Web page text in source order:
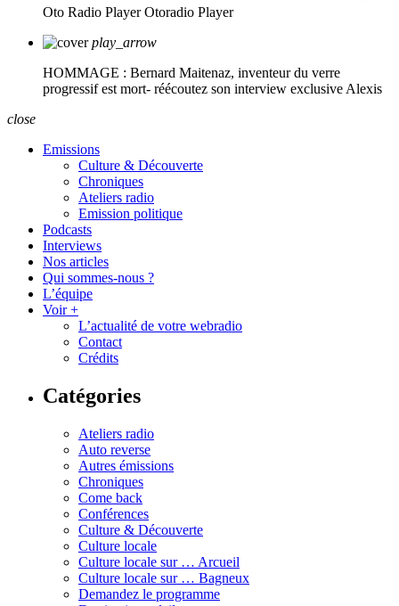
Oto Radio Player Otoradio Player
play_arrow
HOMMAGE : Bernard Maitenaz, inventeur du verre
progressif est mort- réécoutez son interview exclusive Alexis
close
Emissions
Culture & Découverte
Chroniques
Ateliers radio
Emission politique
Podcasts
Interviews
Nos articles
Qui sommes-nous ?
L’équipe
Voir +
L’actualité de votre webradio
Contact
Crédits
Catégories
Ateliers radio
Auto reverse
Autres émissions
Chroniques
Come back
Conférences
Culture & Découverte
Culture locale
Culture locale sur … Arcueil
Culture locale sur … Bagneux
Demandez le programme